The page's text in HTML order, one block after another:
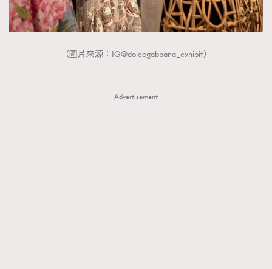
（圖片來源：IG@dolcegabbana_exhibit）
Advertisement